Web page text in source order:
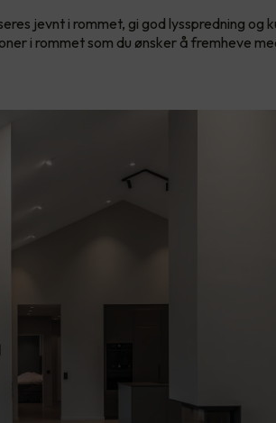
jevnt i rommet, gi god lysspredning og
i rommet som du ønsker å fremheve